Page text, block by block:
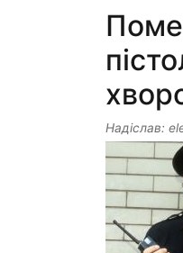
Надіслав: